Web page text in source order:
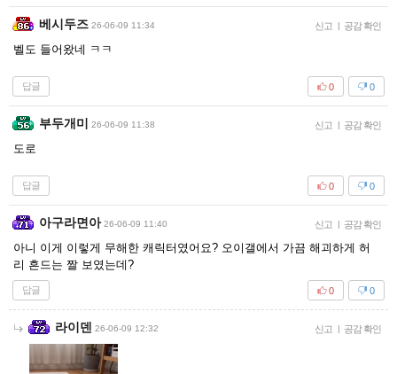
베시두즈 26-06-09 11:34 신고 | 공감 확인
벨도 들어왔네 ㅋㅋ
답글 0
0
부두개미 26-06-09 11:38 신고 | 공감 확인
도로
답글 0
0
아구라면아 26-06-09 11:40 신고 | 공감 확인
아니 이게 이렇게 무해한 캐릭터였어요? 오이갤에서 가끔 해괴하게 허
리 흔드는 짤 보였는데?
답글 0
0
라이덴 26-06-09 12:32 신고 | 공감 확인